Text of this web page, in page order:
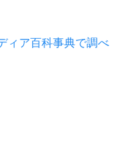
ィア百科事典で調べ